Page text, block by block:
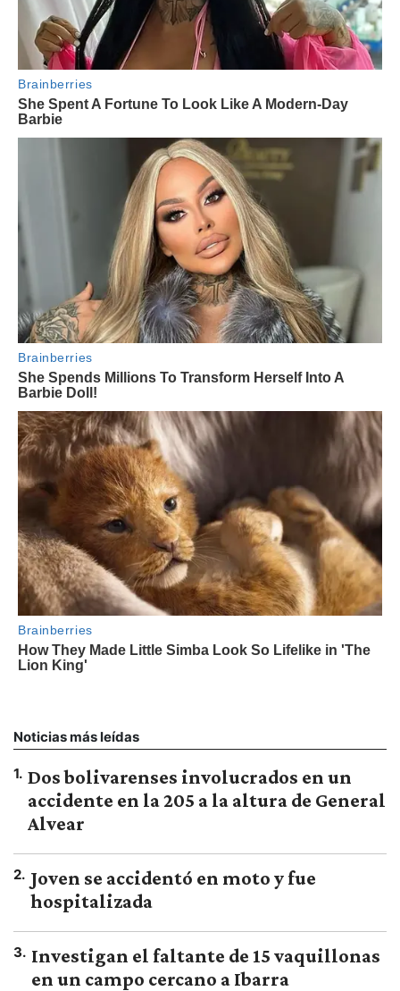
Noticias más leídas
1. Dos bolivarenses involucrados en un
accidente en la 205 a la altura de General
Alvear
2. Joven se accidentó en moto y fue
hospitalizada
3. Investigan el faltante de 15 vaquillonas
en un campo cercano a Ibarra